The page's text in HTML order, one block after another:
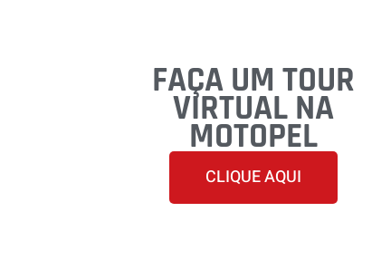
FAÇA UM TOUR
VIRTUAL NA
MOTOPEL
CLIQUE AQUI